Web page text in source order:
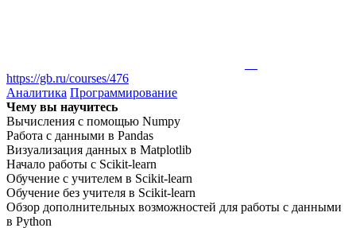
https://gb.ru/courses/476
Аналитика Программирование
Чему вы научитесь
Вычисления с помощью Numpy
Работа с данными в Pandas
Визуализация данных в Matplotlib
Начало работы с Scikit-learn
Обучение с учителем в Scikit-learn
Обучение без учителя в Scikit-learn
Обзор дополнительных возможностей для работы с данными
в Python